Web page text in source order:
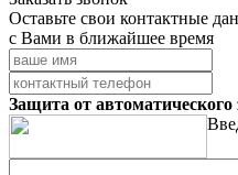
Оставьте свои контактные
с Вами в ближайшее время
Защита от автоматического